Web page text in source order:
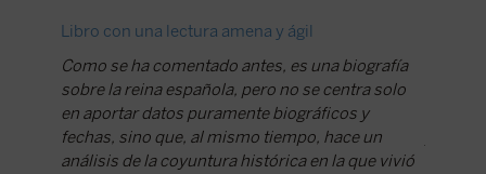
Libro con una lectura amena y ágil
Como se ha comentado antes, es una biografía
sobre la reina española, pero no se centra solo
en aportar datos puramente biográficos y
fechas, sino que, al mismo tiempo, hace un
análisis de la coyuntura histórica en la que vivió